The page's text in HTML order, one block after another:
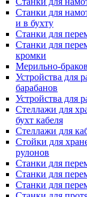
Станки для
и в бухту
Станки для
Станки для
кромки
Мерильно-
Устройства для
барабанов
Устройства для
Стеллажи для
бухт кабеля
Стеллажи для
Стойки для
рулонов
Станки для
Станки для
Станки для